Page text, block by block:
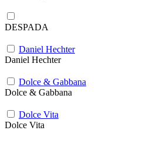
DESPADA
Daniel Hechter
Daniel Hechter
Dolce & Gabbana
Dolce & Gabbana
Dolce Vita
Dolce Vita